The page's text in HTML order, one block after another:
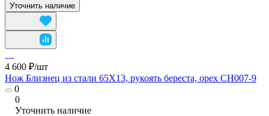
Уточнить наличие
4 600 ₽/шт
Нож Близнец из стали 65Х13, рукоять береста, орех CH007-9
0
0
Уточнить наличие